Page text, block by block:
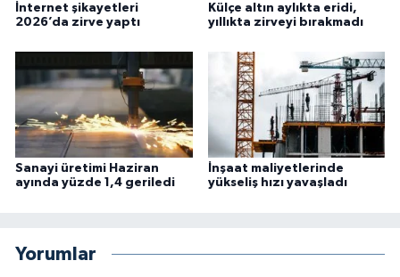
İnternet şikayetleri
2026’da zirve yaptı
Külçe altın aylıkta eridi,
yıllıkta zirveyi bırakmadı
Sanayi üretimi Haziran
ayında yüzde 1,4 geriledi
İnşaat maliyetlerinde
yükseliş hızı yavaşladı
Yorumlar